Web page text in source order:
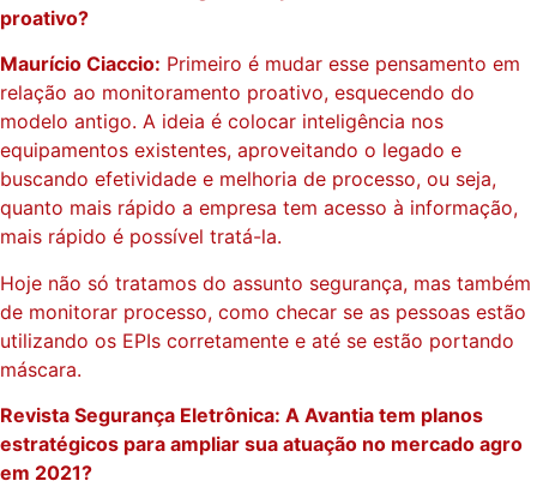
proativo?
Maurício Ciaccio: Primeiro é mudar esse pensamento em
relação ao monitoramento proativo, esquecendo do
modelo antigo. A ideia é colocar inteligência nos
equipamentos existentes, aproveitando o legado e
buscando efetividade e melhoria de processo, ou seja,
quanto mais rápido a empresa tem acesso à informação,
mais rápido é possível tratá-la.
Hoje não só tratamos do assunto segurança, mas também
de monitorar processo, como checar se as pessoas estão
utilizando os EPIs corretamente e até se estão portando
máscara.
Revista Segurança Eletrônica: A Avantia tem planos
estratégicos para ampliar sua atuação no mercado agro
em 2021?